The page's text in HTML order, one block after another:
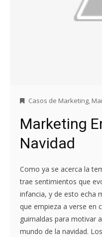
Casos de Marketing,
Marketing
Navidad
Como ya se acerca la
trae sentimientos que
infancia, y de esto echa
que empieza a verse en
guirnaldas para motivar
mundo de la navidad.